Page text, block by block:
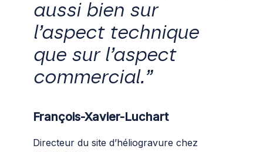
aussi bien sur
l’aspect technique
que sur l’aspect
commercial.”
François-Xavier-Luchart
Directeur du site d’héliogravure chez